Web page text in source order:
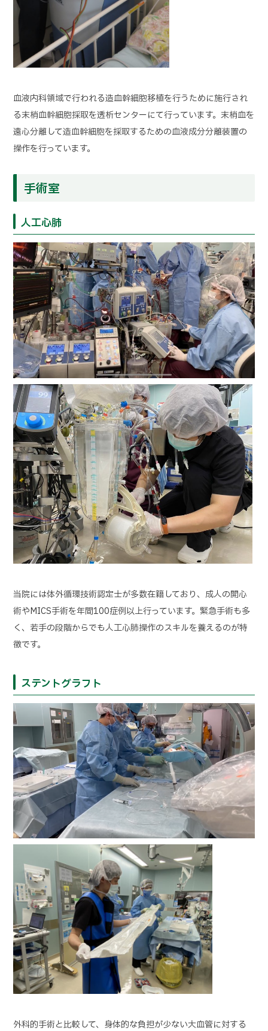
血液内科領域で行われる造血幹細胞移植を行うために施行され
る末梢血幹細胞採取を透析センターにて行っています。末梢血を
遠心分離して造血幹細胞を採取するための血液成分分離装置の
操作を行っています。
手術室
人工心肺
当院には体外循環技術認定士が多数在籍しており、成人の開心
術やMICS手術を年間100症例以上行っています。緊急手術も多
く、若手の段階からでも人工心肺操作のスキルを養えるのが特
徴です。
ステントグラフト
外科的手術と比較して、身体的な負担が少ない大血管に対する